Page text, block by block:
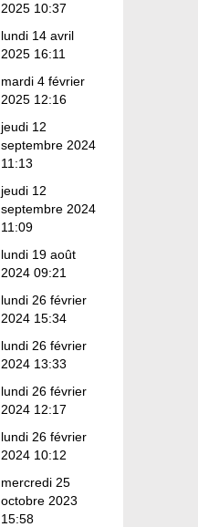
2025 10:37
lundi 14 avril
2025 16:11
mardi 4 février
2025 12:16
jeudi 12
septembre 2024
11:13
jeudi 12
septembre 2024
11:09
lundi 19 août
2024 09:21
lundi 26 février
2024 15:34
lundi 26 février
2024 13:33
lundi 26 février
2024 12:17
lundi 26 février
2024 10:12
mercredi 25
octobre 2023
15:58